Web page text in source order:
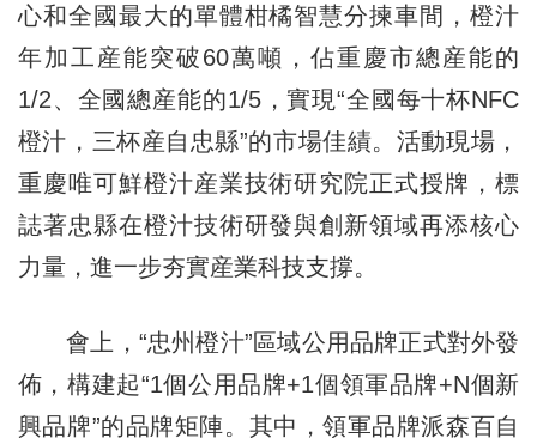
心和全國最大的單體柑橘智慧分揀車間，橙汁
年加工産能突破60萬噸，佔重慶市總産能的
1/2、全國總産能的1/5，實現“全國每十杯NFC
橙汁，三杯産自忠縣”的市場佳績。活動現場，
重慶唯可鮮橙汁産業技術研究院正式授牌，標
誌著忠縣在橙汁技術研發與創新領域再添核心
力量，進一步夯實産業科技支撐。
會上，“忠州橙汁”區域公用品牌正式對外發
佈，構建起“1個公用品牌+1個領軍品牌+N個新
興品牌”的品牌矩陣。其中，領軍品牌派森百自